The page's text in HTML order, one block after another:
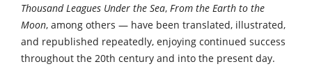
Thousand Leagues Under the Sea, From the Earth to the
Moon, among others — have been translated, illustrated,
and republished repeatedly, enjoying continued success
throughout the 20th century and into the present day.